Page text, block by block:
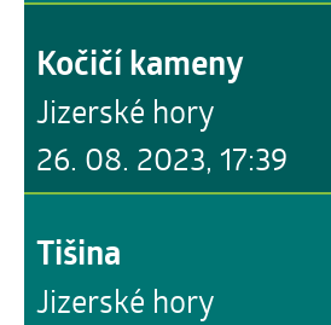
26. 08. 2023, 17:39
Kočičí kameny
Jizerské hory
Tišina
Jizerské hory